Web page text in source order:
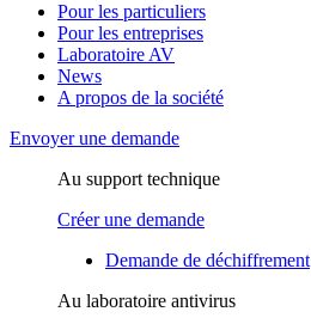
Pour les particuliers
Pour les entreprises
Laboratoire AV
News
A propos de la société
Envoyer une demande
Au support technique
Créer une demande
Demande de déchiffrement
Au laboratoire antivirus